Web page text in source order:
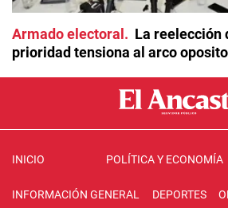
Armado electoral
La reelección
prioridad tensiona al arco
INICIO POLÍTICA Y ECONOMÍA
INFORMACIÓN GENERAL DEPORTES